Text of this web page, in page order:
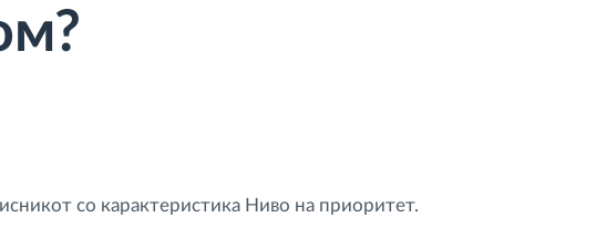
со карактеристика Ниво на приоритет.